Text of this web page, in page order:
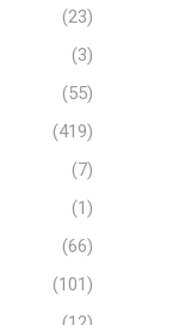
(23)
(3)
(55)
(419)
(7)
(1)
(66)
(101)